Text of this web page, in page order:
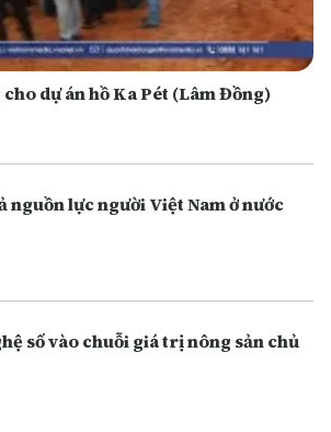
dự án hồ Ka Pét (Lâm Đồng)
nguồn lực người Việt Nam ở nước
số vào chuỗi giá trị nông sản chủ